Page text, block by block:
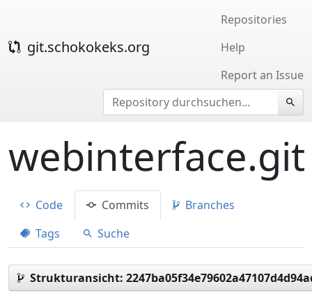
git.schokokeks.org
Repositories
Help
Report an Issue
webinterface.git
Code Commits
Branches
Tags
Suche
Strukturansicht: